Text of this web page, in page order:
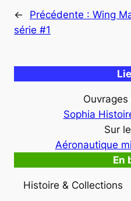
← Précédente : Wing
série #1
Sophia
Sur
Aéronautique
En
Histoire & Collections